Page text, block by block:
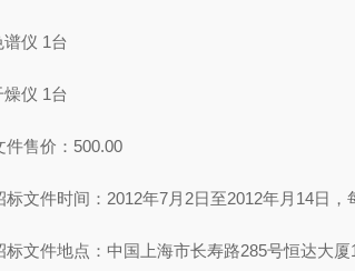
仪 1台
仪 1台
售价：500.00
件时间：2012年7月2日至2012年月14日，
件地点：中国上海市长寿路285号恒达大厦